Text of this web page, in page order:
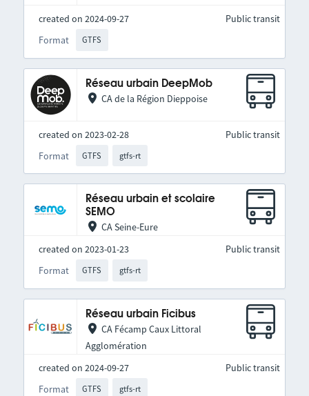
created on 2024-09-27
Format
GTFS
Public transit
Réseau urbain DeepMob
CA de la Région Dieppoise
created on 2023-02-28
Format
GTFS gtfs-rt
Public transit
Réseau urbain et scolaire
SEMO
CA Seine-Eure
created on 2023-01-23
Format
GTFS gtfs-rt
Public transit
Réseau urbain Ficibus
CA Fécamp Caux Littoral
Agglomération
created on 2024-09-27
Format
GTFS gtfs-rt
Public transit